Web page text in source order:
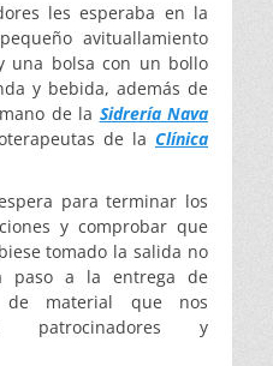
les esperaba en la
avituallamiento
una bolsa con un bollo
y bebida, además de
de la Sidrería Nava
de la Clínica
para terminar los
y comprobar que
tomado la salida no
paso a la entrega de
material que nos
patrocinadores y